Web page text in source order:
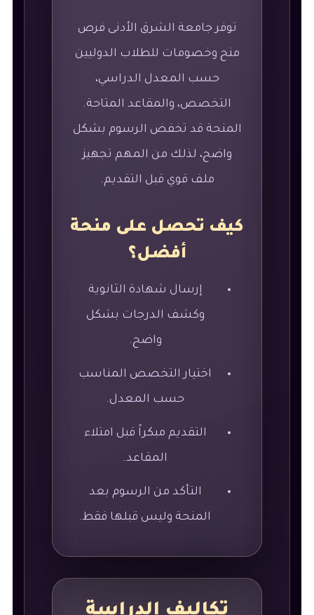
توفر جامعة الشرق الأدنى فرص
منح وخصومات للطلاب الدوليين
حسب المعدل الدراسي،
التخصص، والمقاعد المتاحة.
المنحة قد تخفض الرسوم بشكل
واضح، لذلك من المهم تجهيز
ملف قوي قبل التقديم.
كيف تحصل على منحة
أفضل؟
إرسال شهادة الثانوية
وكشف الدرجات بشكل
واضح.
اختيار التخصص المناسب
حسب المعدل.
التقديم مبكراً قبل امتلاء
المقاعد.
التأكد من الرسوم بعد
المنحة وليس قبلها فقط.